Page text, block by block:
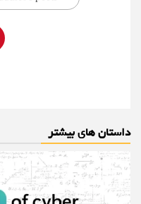
داستان های بیشتر